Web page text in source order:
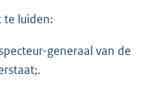
te luiden:
generaal van de